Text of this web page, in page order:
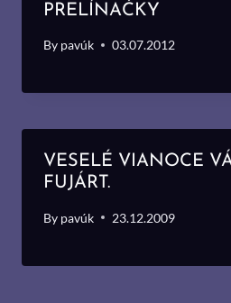
PRELÍNAČKY
By pavúk 03.07.2012
VESELÉ VIANOCE
FUJÁRT.
By pavúk 23.12.2009